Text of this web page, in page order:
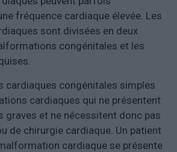
fréquence cardiaque élevée. Les
sont divisées en deux
congénitales et les
cardiaques congénitales simples
cardiaques qui ne présentent
graves et ne nécessitent donc pas
de chirurgie cardiaque. Un patient
cardiaque se présente